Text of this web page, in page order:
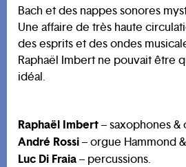
Bach et des nappes sonores
Une affaire de très haute
des esprits et des ondes
Raphaël Imbert ne pouvait être
idéal.
Raphaël Imbert– saxophones &
André Rossi– orgue Hammond
Luc Di Fraia– percussions.